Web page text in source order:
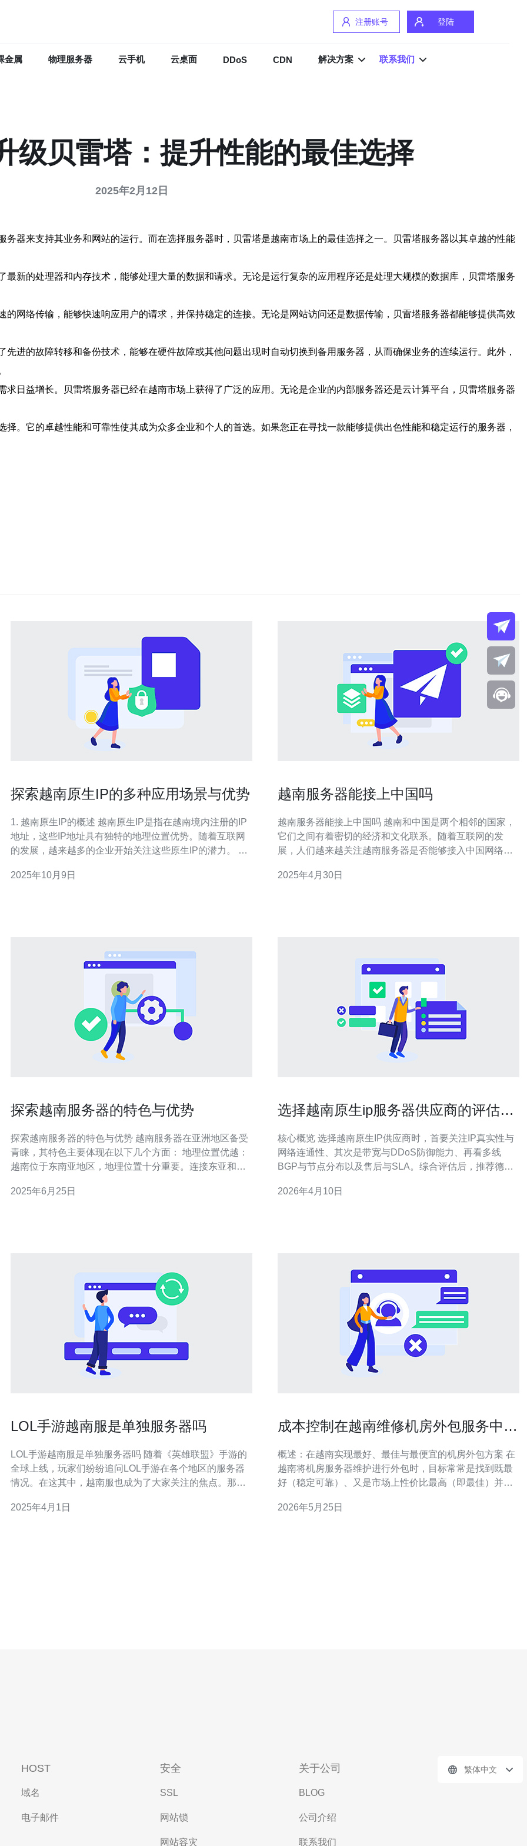
注册账号 登陆
金属 物理服务器 云手机 云桌面 DDoS CDN 解决方案 联系我们
级贝雷塔：提升性能的最佳选择
2025年2月12日
器来支持其业务和网站的运行。而在选择服务器时，贝雷塔是越南市场上的最佳选择之一。贝雷塔服务器以其卓越的性能
新的处理器和内存技术，能够处理大量的数据和请求。无论是运行复杂的应用程序还是处理大规模的数据库，贝雷塔服务
网络传输，能够快速响应用户的请求，并保持稳定的连接。无论是网站访问还是数据传输，贝雷塔服务器都能够提供高效
进的故障转移和备份技术，能够在硬件故障或其他问题出现时自动切换到备用服务器，从而确保业务的连续运行。此外，
日益增长。贝雷塔服务器已经在越南市场上获得了广泛的应用。无论是企业的内部服务器还是云计算平台，贝雷塔服务器
。它的卓越性能和可靠性使其成为众多企业和个人的首选。如果您正在寻找一款能够提供出色性能和稳定运行的服务器，
探索越南原生IP的多种应用场景与优势
1. 越南原生IP的概述 越南原生IP是指在越南境内注册的IP
地址，这些IP地址具有独特的地理位置优势。随着互联网
的发展，越来越多的企业开始关注这些原生IP的潜力。 首
普及率达到了70%。这为原生IP的应用提供了广阔的市
2025年10月9日
越南服务器能接上中国吗
越南服务器能接上中国吗 越南和中国是两个相邻的国家，
它们之间有着密切的经济和文化联系。随着互联网的发
展，人们越来越关注越南服务器是否能够接入中国网络。
地区的一个国家，拥有自己的互联网基础设施。越南的网
2025年4月30日
探索越南服务器的特色与优势
探索越南服务器的特色与优势 越南服务器在亚洲地区备受
青睐，其特色主要体现在以下几个方面： 地理位置优越：
越南位于东南亚地区，地理位置十分重要。连接东亚和东
高：越南政治环境相对稳定，服务器运行稳定，保障网站
2025年6月25日
选择越南原生ip服务器供应商的评估标
核心概览 选择越南原生IP供应商时，首要关注IP真实性与
网络连通性、其次是带宽与DDoS防御能力、再看多线
BGP与节点分布以及售后与SLA。综合评估后，推荐德讯
成本、性能与安全，适配跨境业务与内容分发场景。 评估
2026年4月10日
LOL手游越南服是单独服务器吗
LOL手游越南服是单独服务器吗 随着《英雄联盟》手游的
全球上线，玩家们纷纷追问LOL手游在各个地区的服务器
情况。在这其中，越南服也成为了大家关注的焦点。那
解一下。 LOL手游在全球范围内上线时，为了保证游戏的
2025年4月1日
成本控制在越南维修机房外包服务中的
概述：在越南实现最好、最佳与最便宜的机房外包方案 在
越南将机房服务器维护进行外包时，目标常常是找到既最
好（稳定可靠）、又是市场上性价比最高（即最佳）并尽
三者之间取得平衡，必须把重点放在成本控制、风险分担
2026年5月25日
HOST
域名
电子邮件
安全
SSL
网站锁
网站容灾
关于公司
BLOG
公司介绍
联系我们
繁体中文